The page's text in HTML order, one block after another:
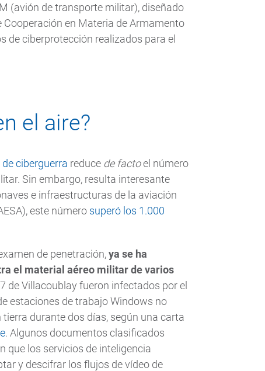
(avión de transporte militar), diseñado
en Materia de Armamento
de ciberprotección realizados para el
el aire?
de ciberguerra reduce de factoel número
Sin embargo, resulta interesante
e infraestructuras de la aviación
este número superó los 1.000
de penetración,ya se ha
el material aéreo militar de varios
de Villacoublay fueron infectados por el
estaciones de trabajo Windows no
durante dos días, según una carta
. Algunos documentos clasificados
que los servicios de inteligencia
y descifrar los flujos de vídeo de